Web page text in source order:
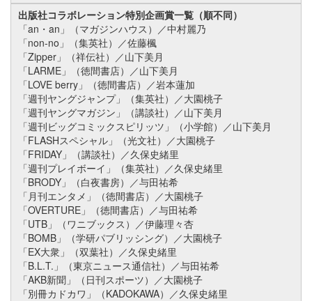
出版社コラボレーション特別企画賞一覧（順不同）
「an・an」（マガジンハウス）／中村麗乃
「non-no」（集英社）／佐藤楓
「Zipper」（祥伝社）／山下美月
「LARME」（徳間書店）／山下美月
「LOVE berry」（徳間書店）／岩本蓮加
「週刊ヤングジャンプ」（集英社）／大園桃子
「週刊ヤングマガジン」（講談社）／山下美月
「週刊ビッグコミックスピリッツ」（小学館）／山下美月
「FLASHスペシャル」（光文社）／大園桃子
「FRIDAY」（講談社）／久保史緒里
「週刊プレイボーイ」（集英社）／久保史緒里
「BRODY」（白夜書房）／与田祐希
「月刊エンタメ」（徳間書店）／大園桃子
「OVERTURE」（徳間書店）／与田祐希
「UTB」（ワニブックス）／伊藤理々杏
「BOMB」（学研パブリッシング）／大園桃子
「EX大衆」（双葉社）／久保史緒里
「B.L.T.」（東京ニュース通信社）／与田祐希
「AKB新聞」（日刊スポーツ）／大園桃子
「別冊カドカワ」（KADOKAWA）／久保史緒里